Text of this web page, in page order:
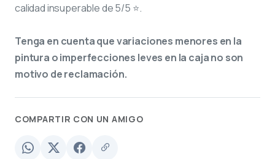
calidad insuperable de 5/5 ⭐.
Tenga en cuenta que variaciones menores en la
pintura o imperfecciones leves en la caja no son
motivo de reclamación.
COMPARTIR CON UN AMIGO